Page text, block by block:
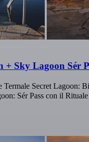
+ Sky Lagoon Sér
Termale Secret Lagoon:
Sér Pass con il